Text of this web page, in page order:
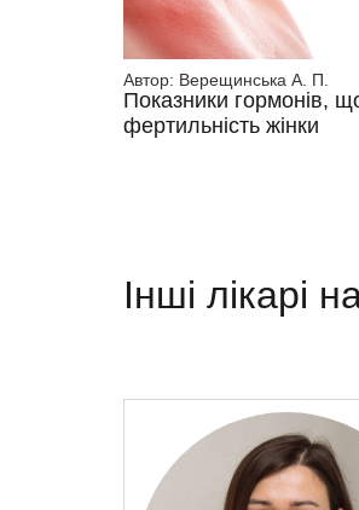
Автор: Верещинська А. П.
Показники гормонів,
фертильність жінки
Інші лікарі